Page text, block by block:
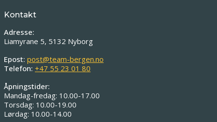
Kontakt
Adresse:
Liamyrane 5, 5132 Nyborg
Epost: post@team-bergen.no
Telefon: +47 55 23 01 80
Åpningstider:
Mandag-fredag: 10.00-17.00
Torsdag: 10.00-19.00
Lørdag: 10.00-14.00